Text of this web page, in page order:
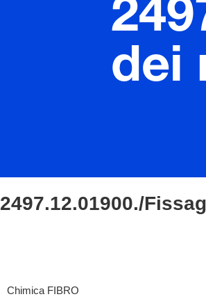
dei
2497.12.01900./
Chimica FIBRO